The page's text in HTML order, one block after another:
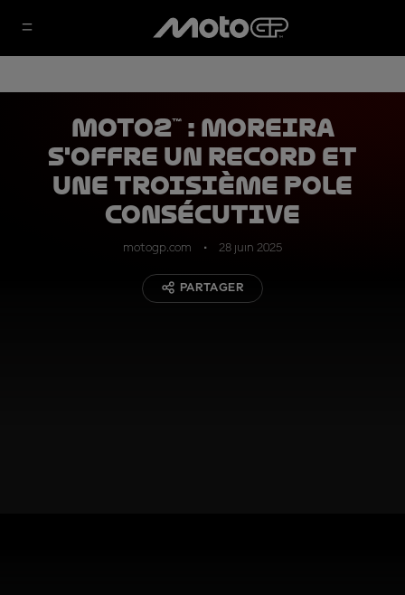
Moto2™ : Moreira
s'offre un record et
une troisième pole
consécutive
motogp.com 28 juin 2025
PARTAGER